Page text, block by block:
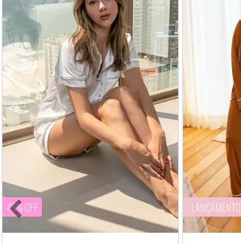
45% OFF LANÇAMENTO